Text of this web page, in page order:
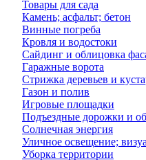
Товары для сада
Камень; асфальт; бетон
Винные погреба
Кровля и водостоки
Сайдинг и облицовка
Гаражные ворота
Стрижка деревьев и
Газон и полив
Игровые площадки
Подъездные дорожки и
Солнечная энергия
Уличное освещение;
Уборка территории